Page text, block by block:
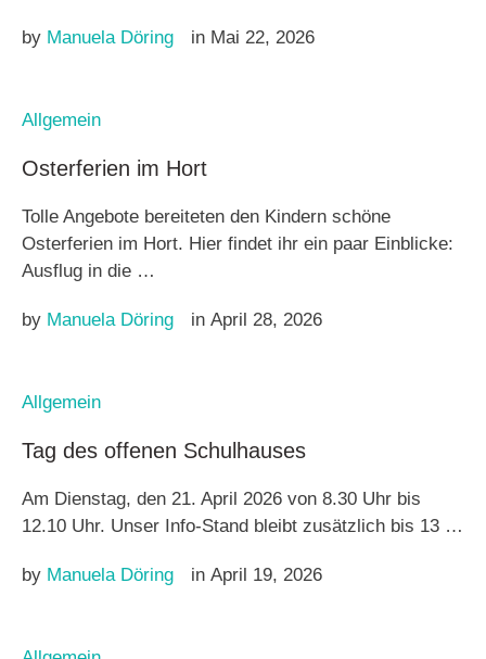
by Manuela Döring in Mai 22, 2026
Allgemein
Osterferien im Hort
Tolle Angebote bereiteten den Kindern schöne
Osterferien im Hort. Hier findet ihr ein paar Einblicke:
Ausflug in die …
by Manuela Döring in April 28, 2026
Allgemein
Tag des offenen Schulhauses
Am Dienstag, den 21. April 2026 von 8.30 Uhr bis
12.10 Uhr. Unser Info-Stand bleibt zusätzlich bis 13 …
by Manuela Döring in April 19, 2026